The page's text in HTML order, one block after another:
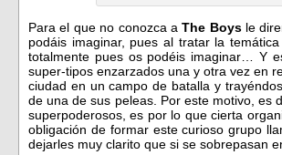
Para el que no conozca aThe Boysle
podáis imaginar, pues al tratar la
totalmente pues os podéis imaginar… Y
super-tipos enzarzados una y otra vez en
ciudad en un campo de batalla y
de una de sus peleas. Por este motivo, es
superpoderosos, es por lo que cierta
obligación de formar este curioso grupo
dejarles muy clarito que si se sobrepasan